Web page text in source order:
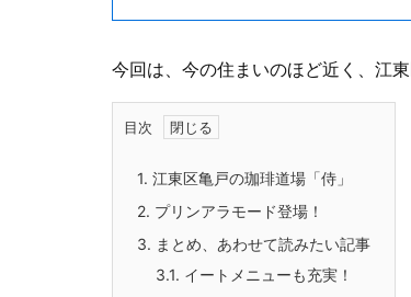
今回は、今の住まいのほど近く、江
目次
1. 江東区亀戸の珈琲道場「侍」
2. プリンアラモード登場！
3. まとめ、あわせて読みたい記事
3.1. イートメニューも充実！